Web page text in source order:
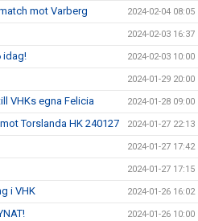
mot Varberg 2024-02-04 08:05
2024-02-03 16:37
idag! 2024-02-03 10:00
2024-01-29 20:00
VHKs egna Felicia 2024-01-28 09:00
Torslanda HK 240127 2024-01-27 22:13
2024-01-27 17:42
2024-01-27 17:15
i VHK 2024-01-26 16:02
2024-01-26 10:00